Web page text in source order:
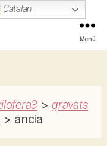
Menú
> gravats
> ancia
Catalan